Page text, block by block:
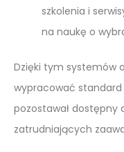
szkolenia i
na naukę o
Dzięki tym systemów
wypracować
pozostawał
zatrudniających